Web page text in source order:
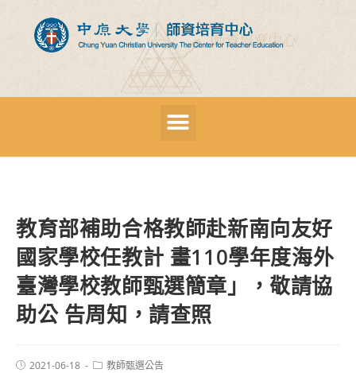
教育部補助合格教師赴新南向友好
國家學校任教計 畫110學年度海外
臺灣學校教師甄選簡章」，敬請協
助公 告周知，請查照
2021-06-18 教師甄選公告